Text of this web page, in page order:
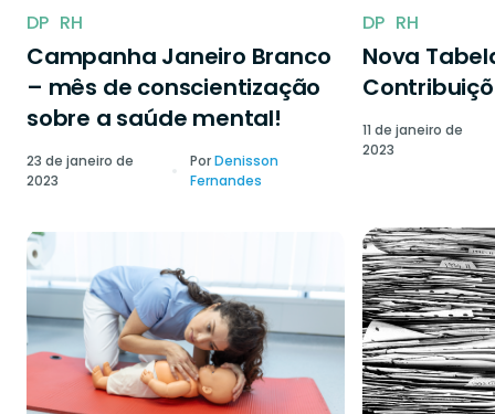
DP RH
Campanha Janeiro Branco
– mês de conscientização
sobre a saúde mental!
23 de janeiro de
2023
PorDenisson
Fernandes
DP RH
Nova
11 de janeiro de
2023